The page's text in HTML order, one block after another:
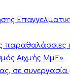
παραθαλάσσιες
Αιχμής ΜμΕ»
σε